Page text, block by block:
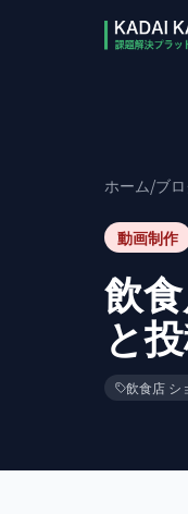
ホーム/ブ
動画制作
飲
と
飲食店 シ